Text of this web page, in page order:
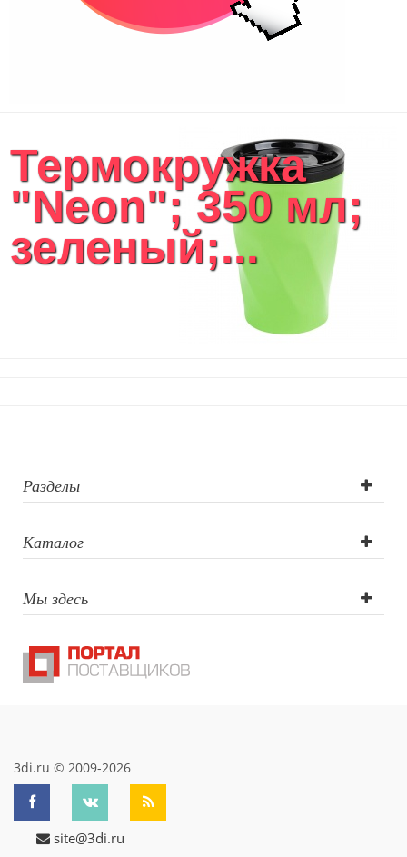
Сумки дорожные
Текстиль для ванной комнаты
Кухонные приспособления
Кухонный текстиль
Ножи разделочные доски
Фоторамки и фотоальбомы
Домашний текстиль
Антистрессы
Светоотражатели
Промо-мелочи
Зонты и дождевики
Зонты-трости
Дождевики
Термокружка
"Neon"; 350 мл;
зеленый;...
Разделы
Каталог
Мы здесь
3di.ru © 2009-2026
site@3di.ru